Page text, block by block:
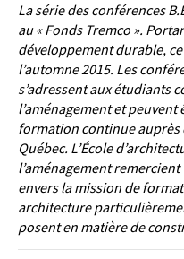
La série des conférences
au « Fonds Tremco ».
développement durable,
l’automne 2015. Les
s’adressent aux étudiants
l’aménagement et
formation continue auprès
Québec. L’École
l’aménagement
envers la mission de
architecture
posent en matière de